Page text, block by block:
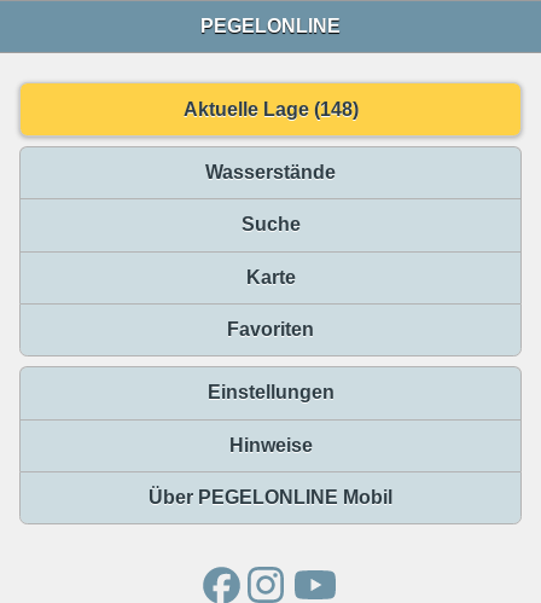
PEGELONLINE
Aktuelle Lage (148)
Wasserstände
Suche
Karte
Favoriten
Einstellungen
Hinweise
Über PEGELONLINE Mobil